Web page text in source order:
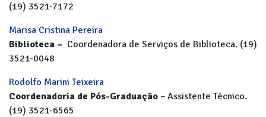
(19) 3521-7172
Marisa Cristina Pereira
Biblioteca – Coordenadora de Serviços de Biblioteca. (19)
3521-0048
Rodolfo Marini Teixeira
Coordenadoria de Pós-Graduação – Assistente Técnico.
(19) 3521-6565